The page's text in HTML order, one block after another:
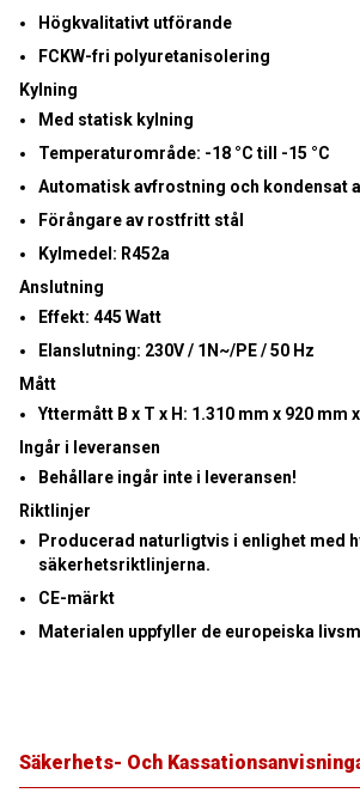
Högkvalitativt utförande
FCKW-fri polyuretanisolering
Kylning
Med statisk kylning
Temperaturområde: -18 °C till -15 °C
Automatisk avfrostning och kondensat
Förångare av rostfritt stål
Kylmedel: R452a
Anslutning
Effekt: 445 Watt
Elanslutning: 230V / 1N~/PE / 50 Hz
Mått
Yttermått B x T x H: 1.310 mm x 920 mm
Ingår i leveransen
Behållare ingår inte i leveransen!
Riktlinjer
Producerad naturligtvis i enlighet med
säkerhetsriktlinjerna.
CE-märkt
Materialen uppfyller de europeiska
Säkerhets- Och